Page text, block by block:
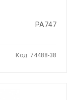
PA747
Код: 74488-38